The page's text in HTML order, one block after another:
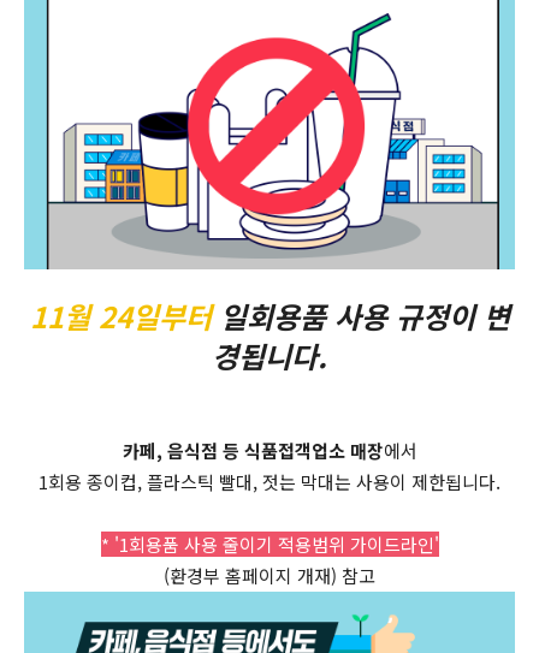
11월 24일부터일회용품 사용 규정이 변
경됩니다.
카페, 음식점 등 식품접객업소 매장에서
1회용 종이컵, 플라스틱 빨대, 젓는 막대는 사용이 제한됩니다.
* '1회용품 사용 줄이기 적용범위 가이드라인'
(환경부 홈페이지 개재) 참고